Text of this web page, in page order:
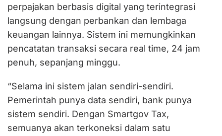
perpajakan berbasis digital yang terintegrasi
langsung dengan perbankan dan lembaga
keuangan lainnya. Sistem ini memungkinkan
pencatatan transaksi secara real time, 24 jam
penuh, sepanjang minggu.
“Selama ini sistem jalan sendiri-sendiri.
Pemerintah punya data sendiri, bank punya
sistem sendiri. Dengan Smartgov Tax,
semuanya akan terkoneksi dalam satu